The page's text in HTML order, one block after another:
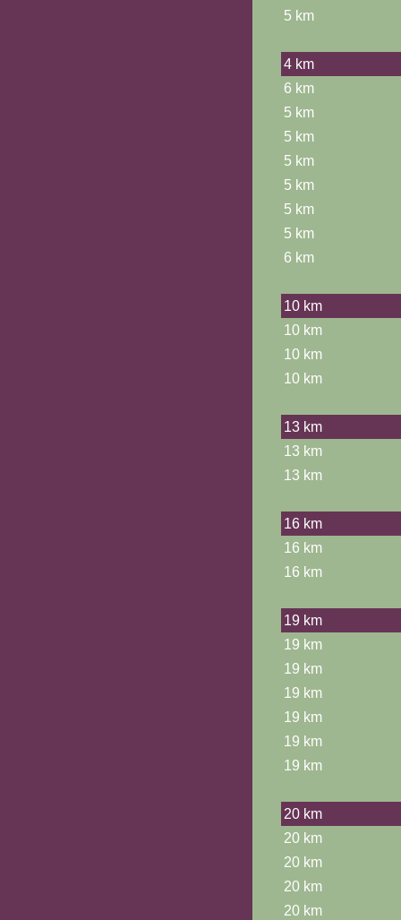
5 km
4 km
6 km
5 km
5 km
5 km
5 km
5 km
5 km
6 km
10 km
10 km
10 km
10 km
13 km
13 km
13 km
16 km
16 km
16 km
19 km
19 km
19 km
19 km
19 km
19 km
19 km
20 km
20 km
20 km
20 km
20 km